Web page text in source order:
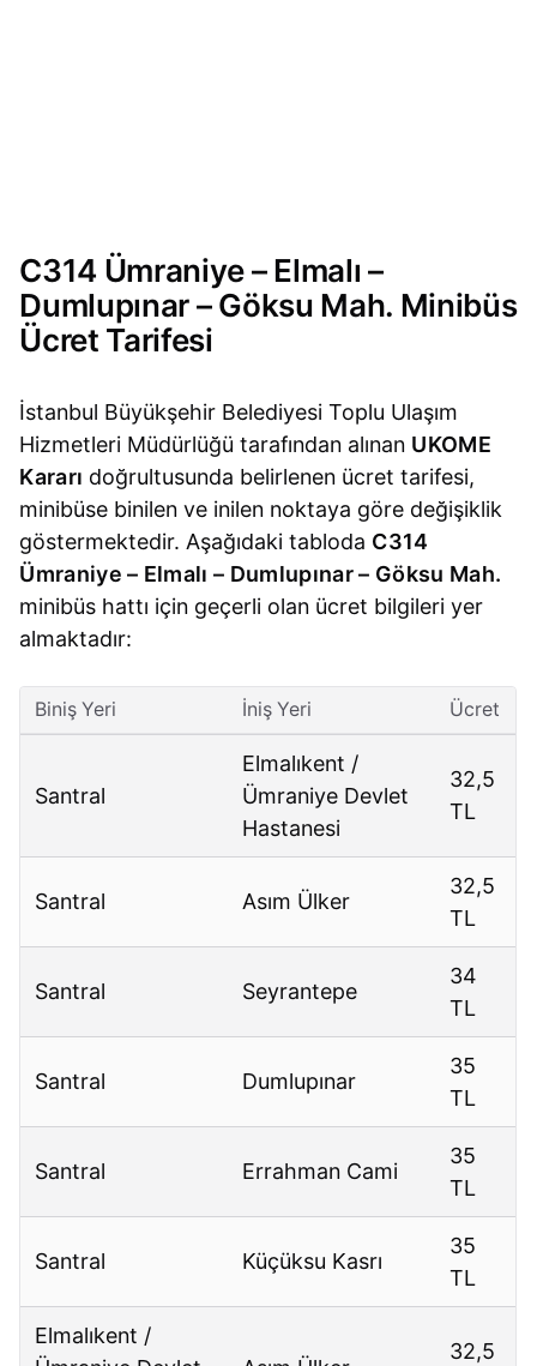
C314 Ümraniye – Elmalı –
Dumlupınar – Göksu Mah. Minibüs
Ücret Tarifesi
İstanbul Büyükşehir Belediyesi Toplu Ulaşım
Hizmetleri Müdürlüğü tarafından alınan UKOME
Kararı doğrultusunda belirlenen ücret tarifesi,
minibüse binilen ve inilen noktaya göre değişiklik
göstermektedir. Aşağıdaki tabloda C314
Ümraniye – Elmalı – Dumlupınar – Göksu Mah.
minibüs hattı için geçerli olan ücret bilgileri yer
almaktadır:
Biniş Yeri İniş Yeri Ücret
Santral
Elmalıkent /
Ümraniye Devlet
Hastanesi
32,5
TL
Santral Asım Ülker
32,5
TL
Santral Seyrantepe
34
TL
Santral Dumlupınar
35
TL
Santral Errahman Cami
35
TL
Santral Küçüksu Kasrı
35
TL
Elmalıkent /
32,5